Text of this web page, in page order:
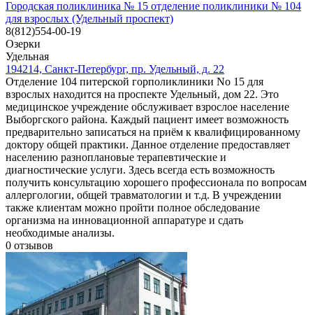
Городская поликлиника № 15 отделение поликлиники № 104
для взрослых (Удельный проспект)
8(812)554-00-19
Озерки
Удельная
194214, Санкт-Петербург, пр. Удельный, д. 22
Отделение 104 питерской горполиклиники No 15 для
взрослых находится на проспекте Удельный, дом 22. Это
медицинское учреждение обслуживает взрослое население
Выборгского района. Каждый пациент имеет возможность
предварительно записаться на приём к квалифицированному
доктору общей практики. Данное отделение предоставляет
населению разноплановые терапевтические и
диагностические услуги. Здесь всегда есть возможность
получить консультацию хорошего профессионала по вопросам
аллергологии, общей травматологии и т.д. В учреждении
также клиентам можно пройти полное обследование
организма на инновационной аппаратуре и сдать
необходимые анализы.
0 отзывов